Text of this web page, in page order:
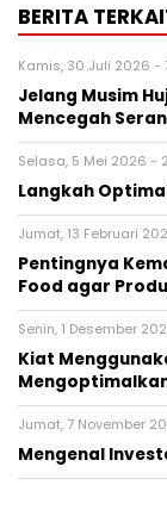
BERITA
Kamis, 30 Juli 2026 -
Jelang Musim
Mencegah
Selasa, 5 Mei 2026 -
Langkah
Jumat, 13 Februari
Pentingnya
Food agar
Senin, 1 Desember
Kiat
Jumat, 7 November
Mengenal